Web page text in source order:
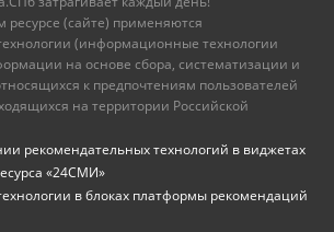
(сайте) применяются
(информационные технологии
на основе сбора, систематизации и
к предпочтениям пользователей
на территории Российской
рекомендательных технологий в виджетах
«24СМИ»
в блоках платформы рекомендаций